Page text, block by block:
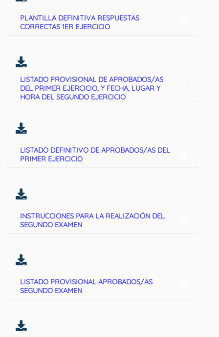
PLANTILLA DEFINITIVA RESPUESTAS
CORRECTAS 1ER EJERCICIO
LISTADO PROVISIONAL DE APROBADOS/AS
DEL PRIMER EJERCICIO, Y FECHA, LUGAR Y
HORA DEL SEGUNDO EJERCICIO
LISTADO DEFINITIVO DE APROBADOS/AS DEL
PRIMER EJERCICIO
INSTRUCCIONES PARA LA REALIZACIÓN DEL
SEGUNDO EXAMEN
LISTADO PROVISIONAL APROBADOS/AS
SEGUNDO EXAMEN